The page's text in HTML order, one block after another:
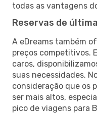
todas as vantagens
Reservas de
A eDreams também
preços competitivos.
caros,
suas necessidades.
consideração que os
ser mais altos,
pico de viagens para